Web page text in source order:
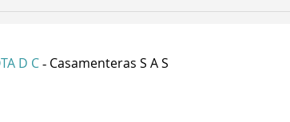
D C - Casamenteras S A S